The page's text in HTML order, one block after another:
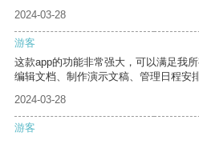
2024-03-28
游客
这款app的功能非常强大，可以满足我
编辑文档、制作演示文稿、管理日程安排
2024-03-28
游客